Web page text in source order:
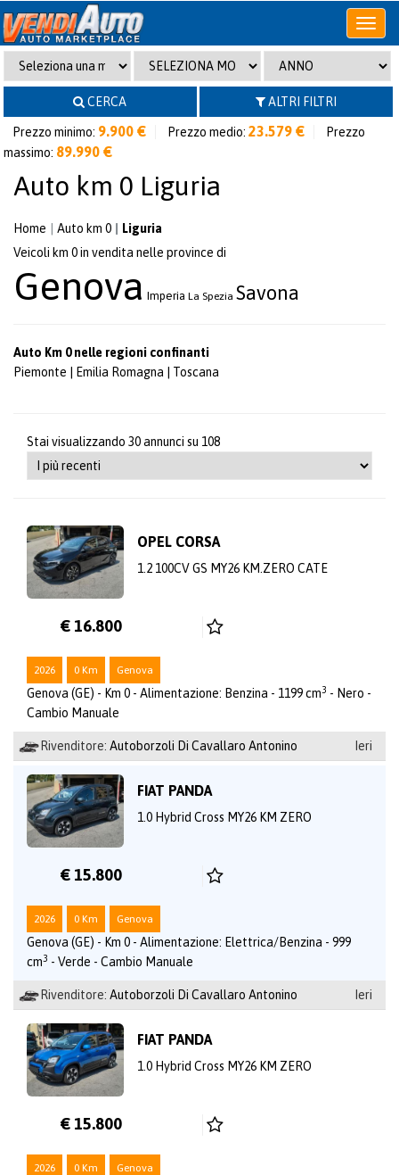
Apri
o
chiudi
menu
CERCA
ALTRI FILTRI
Prezzo minimo: 9.900 € Prezzo medio: 23.579 €
Prezzo
massimo: 89.990 €
Auto km 0 Liguria
Home Auto km 0
Liguria
Veicoli km 0 in vendita nelle province di
Genova Imperia La Spezia Savona
Auto Km 0 nelle regioni confinanti
Piemonte
Emilia Romagna Toscana
Stai visualizzando 30 annunci su 108
OPEL CORSA
1.2 100CV GS MY26 KM.ZERO CATE
€ 16.800
2026 0 Km Genova
Genova (GE) - Km 0 - Alimentazione: Benzina - 1199 cm3 - Nero -
Cambio Manuale
Rivenditore: Autoborzoli Di Cavallaro Antonino Ieri
FIAT PANDA
1.0 Hybrid Cross MY26 KM ZERO
€ 15.800
2026 0 Km Genova
Genova (GE) - Km 0 - Alimentazione: Elettrica/Benzina - 999
cm3 - Verde - Cambio Manuale
Rivenditore: Autoborzoli Di Cavallaro Antonino Ieri
FIAT PANDA
1.0 Hybrid Cross MY26 KM ZERO
€ 15.800
2026 0 Km Genova